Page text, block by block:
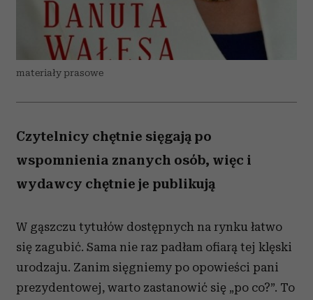
materiały prasowe
Czytelnicy chętnie sięgają po
wspomnienia znanych osób, więc i
wydawcy chętnie je publikują
W gąszczu tytułów dostępnych na rynku łatwo
się zagubić. Sama nie raz padłam ofiarą tej klęski
urodzaju. Zanim sięgniemy po opowieści pani
prezydentowej, warto zastanowić się „po co?”. To